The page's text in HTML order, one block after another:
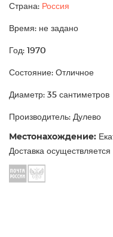
Страна: Россия
Время: не задано
Год: 1970
Состояние: Отличное
Диаметр: 35 сантиметров
Производитель: Дулево
Местонахождение:
Доставка